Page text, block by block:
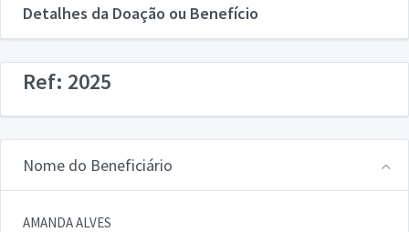
Detalhes da Doação ou Benefício
Ref: 2025
Nome do Beneficiário
AMANDA ALVES